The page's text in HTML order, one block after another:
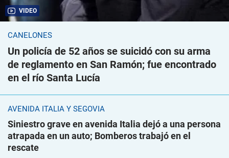
VIDEO
CANELONES
Un policía de 52 años se suicidó con su arma
de reglamento en San Ramón; fue encontrado
en el río Santa Lucía
AVENIDA ITALIA Y SEGOVIA
Siniestro grave en avenida Italia dejó a una persona
atrapada en un auto; Bomberos trabajó en el
rescate